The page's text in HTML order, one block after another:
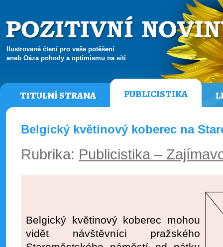
Ilustrované čtení pro vaše potěšení
aneb Oáza pohody a optimismu na síti
TITULNÍ STRANA PUBLICISTIKA
Belgický květinový koberec na
Rubrika: Publicistika –
Belgický květinový koberec mohou
vidět návštěvníci pražského